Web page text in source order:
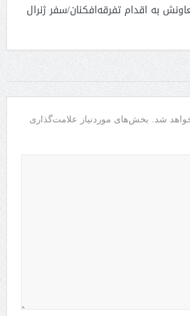
به اقدام تفرقه‌افکنان/سفر ژنرال
شد. بخش‌های موردنیاز علامت‌گذاری